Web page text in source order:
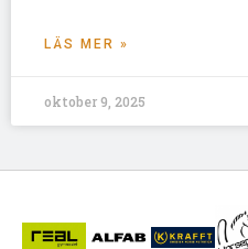
LÄS MER »
oktober 9, 2025